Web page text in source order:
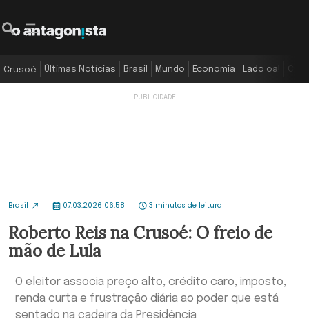
Crusoé Últimas Notícias Brasil Mundo Economia Lado oa!
Brasil 07.03.2026 06:58 3 minutos de leitura
Roberto Reis na Crusoé: O freio de
mão de Lula
O eleitor associa preço alto, crédito caro, imposto,
renda curta e frustração diária ao poder que está
sentado na cadeira da Presidência